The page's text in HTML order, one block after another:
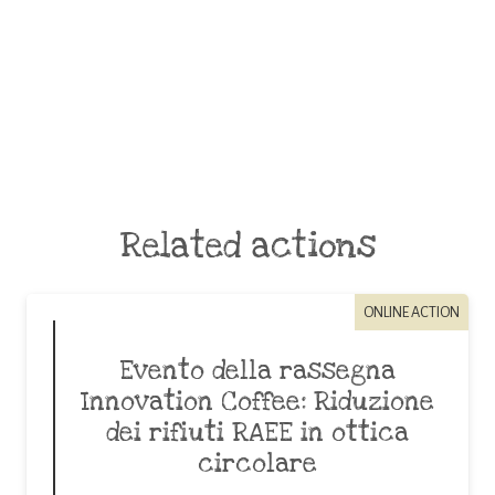
Related actions
ONLINE ACTION
Evento della rassegna
Innovation Coffee: Riduzione
dei rifiuti RAEE in ottica
circolare